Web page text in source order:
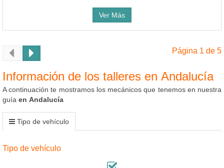
Ver Más
Página 1 de 5
Información de los talleres en Andalucía
A continuación te mostramos los mecánicos que tenemos en nuestra
guía en Andalucía
Tipo de vehículo
Tipo de vehículo